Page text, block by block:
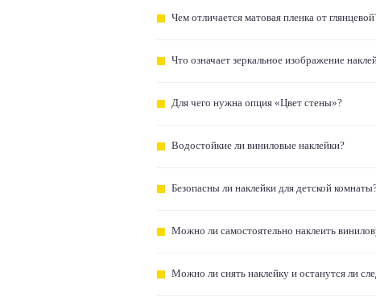
Чем отличается матовая пленка от
Что означает зеркальное изображение
Для чего нужна опция «Цвет стены»?
Водостойкие ли виниловые наклейки?
Безопасны ли наклейки для детской
Можно ли самостоятельно наклеить
Можно ли снять наклейку и останутся ли